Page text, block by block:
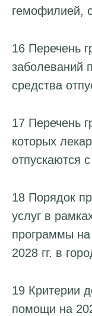
гемофилией,
16 Перечень
заболеваний
средства
17 Перечень
которых
отпускаются
18 Порядок
услуг в
программы
2028 гг. в
19 Критерии
помощи на
КТ вподарок!
Для взрослых
*Более подробную
сроках действия